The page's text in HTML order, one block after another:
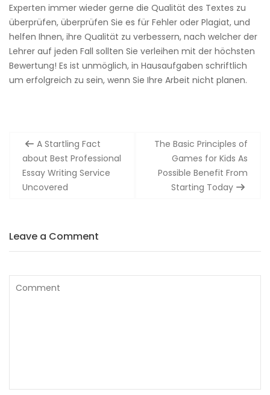
Experten immer wieder gerne die Qualität des Textes zu
überprüfen, überprüfen Sie es für Fehler oder Plagiat, und
helfen Ihnen, ihre Qualität zu verbessern, nach welcher der
Lehrer auf jeden Fall sollten Sie verleihen mit der höchsten
Bewertung! Es ist unmöglich, in Hausaufgaben schriftlich
um erfolgreich zu sein, wenn Sie Ihre Arbeit nicht planen.
Post
navigation
A Startling Fact
about Best Professional
Essay Writing Service
Uncovered
The Basic Principles of
Games for Kids As
Possible Benefit From
Starting Today
Leave a Comment